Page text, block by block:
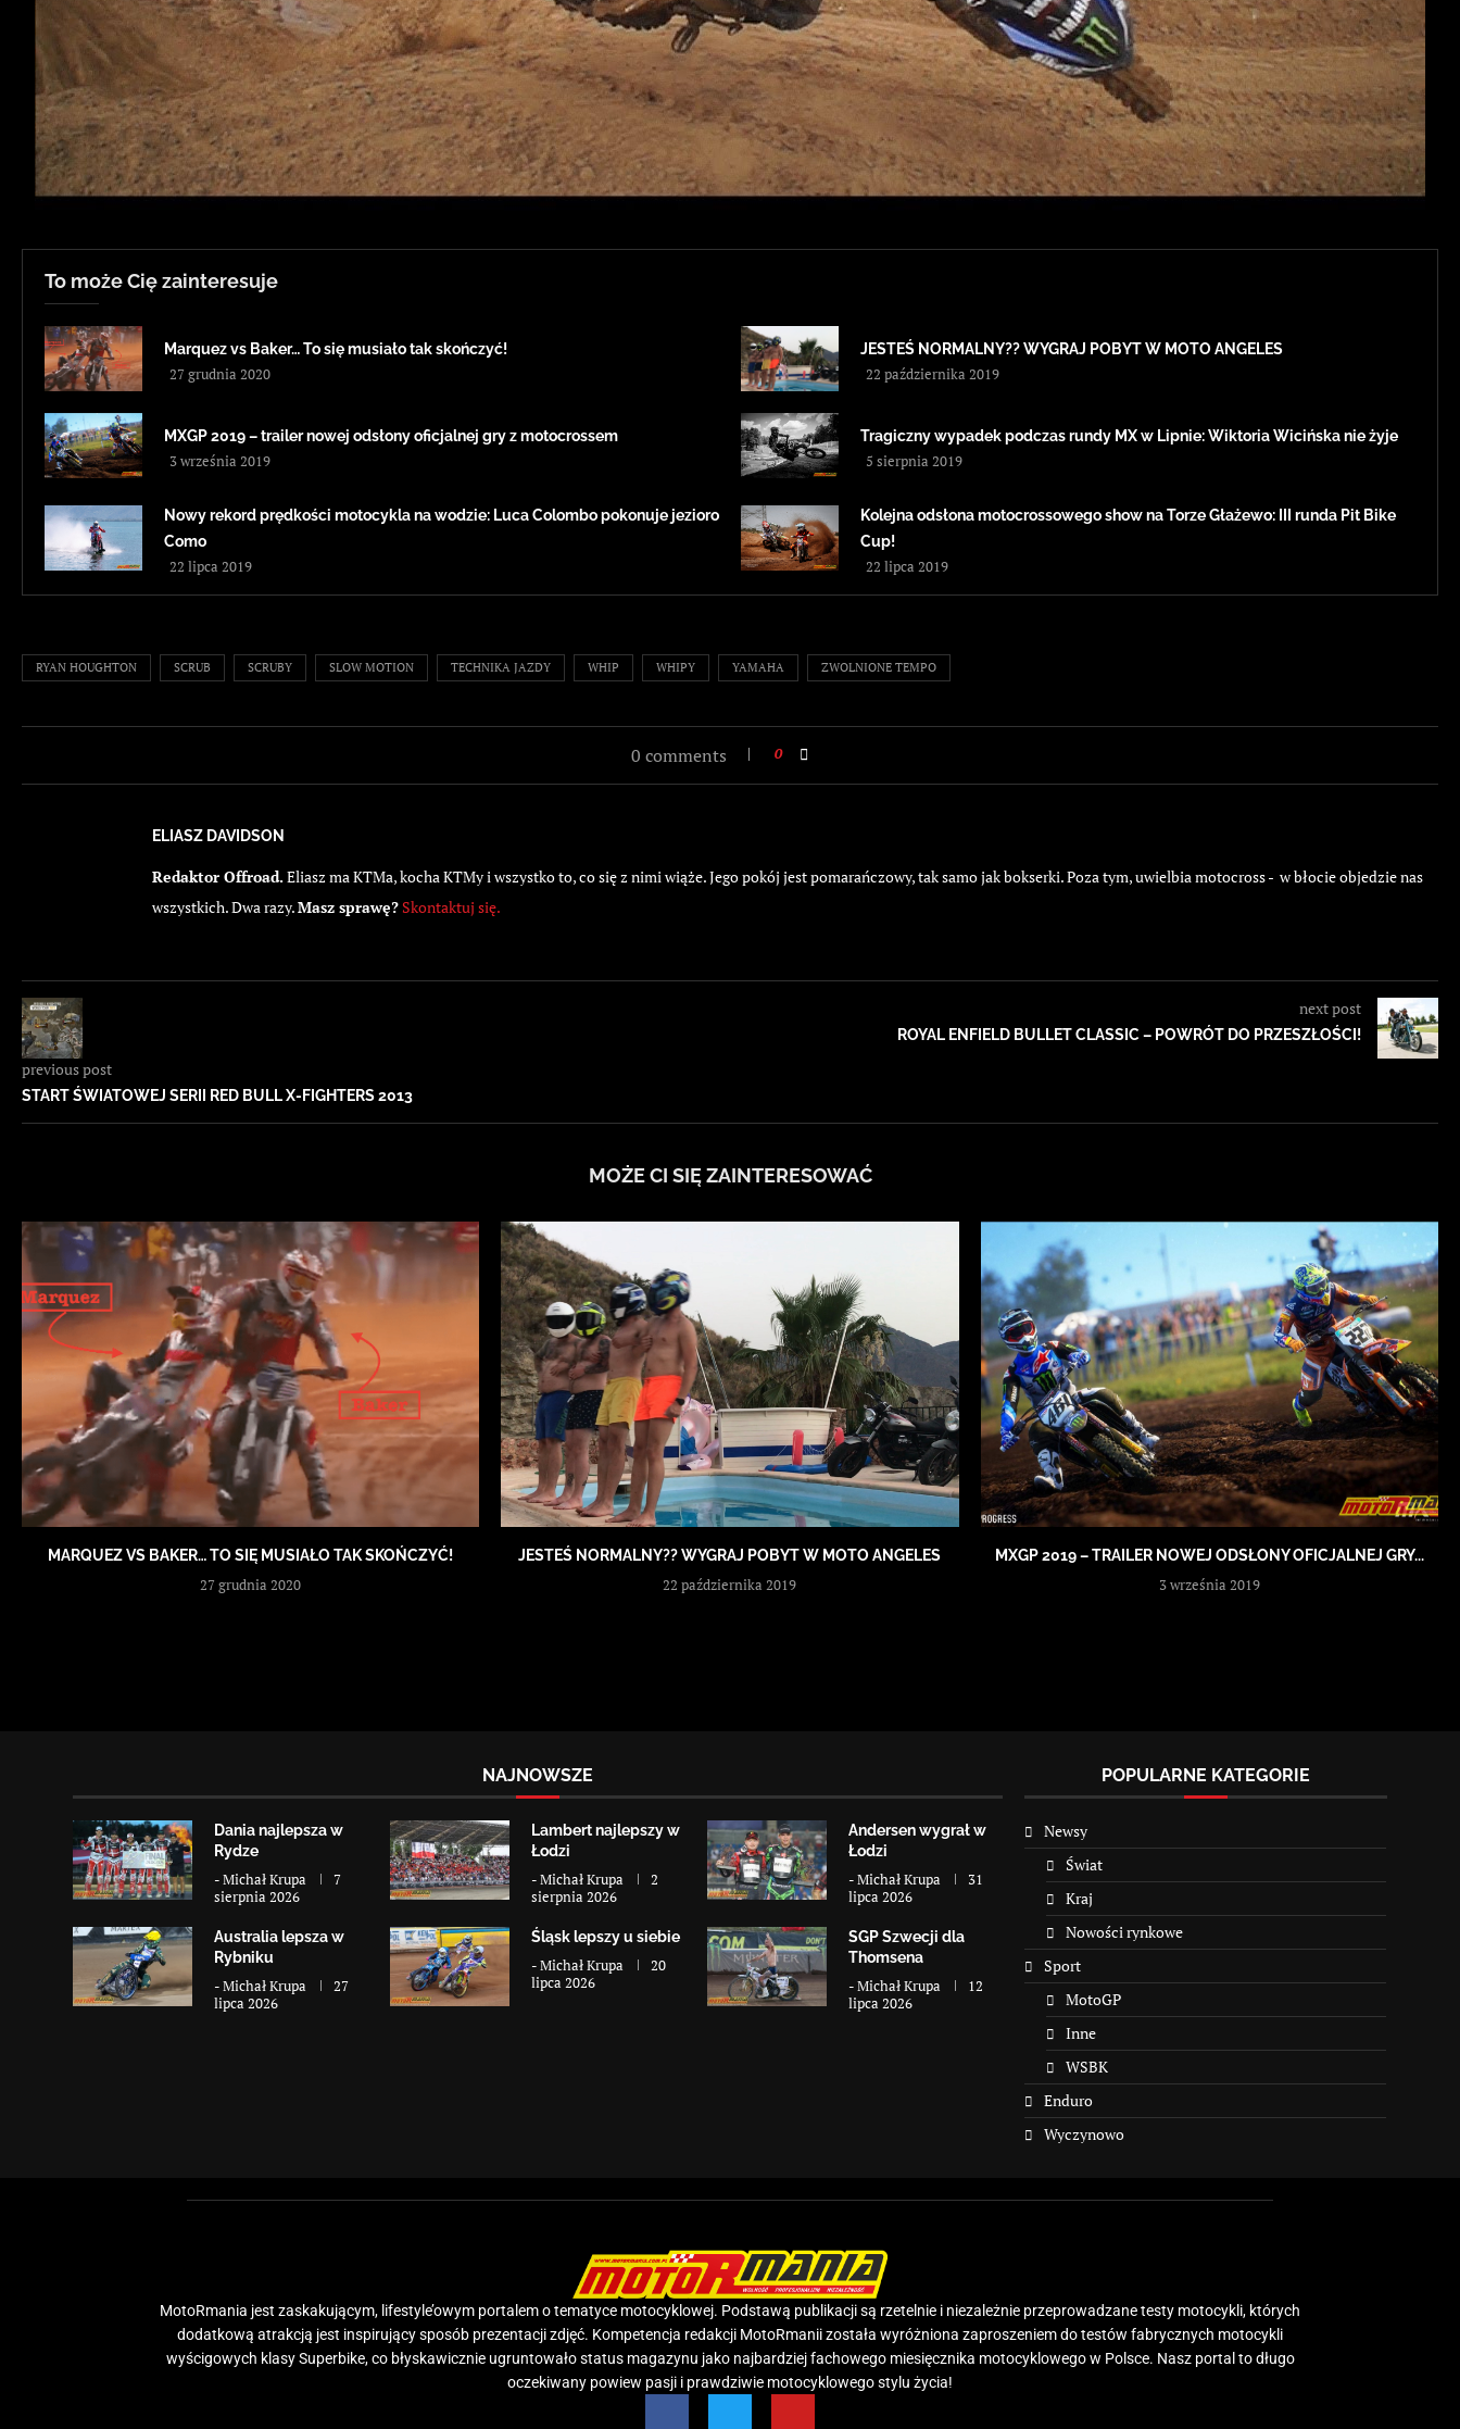
To może Cię zainteresuje
Marquez vs Baker… To się musiało tak skończyć!
27 grudnia 2020
JESTEŚ NORMALNY?? WYGRAJ POBYT W MOTO ANGELES
22 października 2019
MXGP 2019 – trailer nowej odsłony oficjalnej gry z motocrossem
3 września 2019
Tragiczny wypadek podczas rundy MX w Lipnie: Wiktoria Wicińska nie żyje
5 sierpnia 2019
Nowy rekord prędkości motocykla na wodzie: Luca Colombo pokonuje jezioro
Como
22 lipca 2019
Kolejna odsłona motocrossowego show na Torze Głażewo: III runda Pit Bike
Cup!
22 lipca 2019
RYAN HOUGHTON SCRUB SCRUBY SLOW MOTION TECHNIKA JAZDY WHIP WHIPY YAMAHA ZWOLNIONE TEMPO
0 comments 0
ELIASZ DAVIDSON
Redaktor Offroad.Eliasz ma KTMa, kocha KTMy i wszystko to, co się z nimi wiąże. Jego pokój jest pomarańczowy, tak samo jak bokserki. Poza tym, uwielbia motocross - w błocie objedzie nas
wszystkich. Dwa razy.Masz sprawę? Skontaktuj się.
previous post
START ŚWIATOWEJ SERII RED BULL X-FIGHTERS 2013
next post
ROYAL ENFIELD BULLET CLASSIC – POWRÓT DO PRZESZŁOŚCI!
MOŻE CI SIĘ ZAINTERESOWAĆ
MARQUEZ VS BAKER… TO SIĘ MUSIAŁO TAK SKOŃCZYĆ!
27 grudnia 2020
JESTEŚ NORMALNY?? WYGRAJ POBYT W MOTO ANGELES
22 października 2019
MXGP 2019 – TRAILER NOWEJ ODSŁONY OFICJALNEJ GRY...
3 września 2019
NAJNOWSZE
Dania najlepsza w
Rydze
-Michał Krupa
7
sierpnia 2026
Lambert najlepszy w
Łodzi
-Michał Krupa
2
sierpnia 2026
Andersen wygrał w
Łodzi
-Michał Krupa
31
lipca 2026
Australia lepsza w
Rybniku
-Michał Krupa
27
lipca 2026
Śląsk lepszy u siebie
-Michał Krupa
20
lipca 2026
SGP Szwecji dla
Thomsena
-Michał Krupa
12
lipca 2026
POPULARNE KATEGORIE
Newsy
Świat
Kraj
Nowości rynkowe
Sport
MotoGP
Inne
WSBK
Enduro
Wyczynowo
MotoRmania jest zaskakującym, lifestyle’owym portalem o tematyce motocyklowej. Podstawą publikacji są rzetelnie i niezależnie przeprowadzane testy motocykli, których
dodatkową atrakcją jest inspirujący sposób prezentacji zdjęć. Kompetencja redakcji MotoRmanii została wyróżniona zaproszeniem do testów fabrycznych motocykli
wyścigowych klasy Superbike, co błyskawicznie ugruntowało status magazynu jako najbardziej fachowego miesięcznika motocyklowego w Polsce. Nasz portal to długo
oczekiwany powiew pasji i prawdziwie motocyklowego stylu życia!